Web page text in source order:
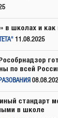
в школах и
11.08.2025
по всей
стандарт
в школе